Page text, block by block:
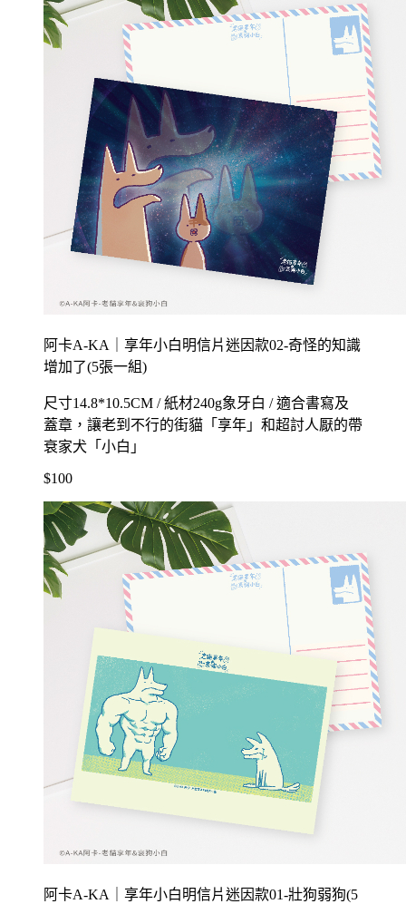
阿卡A-KA｜享年小白明信片迷因款02-奇怪的知識
增加了(5張一組)
尺寸14.8*10.5CM / 紙材240g象牙白 / 適合書寫及
蓋章，讓老到不行的街貓「享年」和超討人厭的帶
衰家犬「小白」
$100
阿卡A-KA｜享年小白明信片迷因款01-壯狗弱狗(5